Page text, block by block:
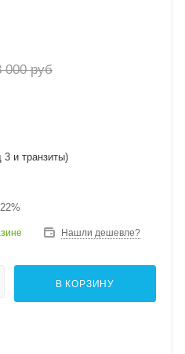
000руб
и транзиты)
Нашли дешевле?
В КОРЗИНУ